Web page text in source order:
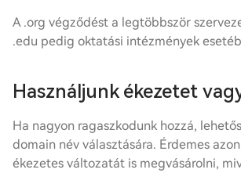
A .org végződést a legtöbbször
.edu pedig oktatási intézmények
Használjunk ékezetet
Ha nagyon ragaszkodunk hozzá,
domain név választására. Érdemes
ékezetes változatát is megvásárolni,